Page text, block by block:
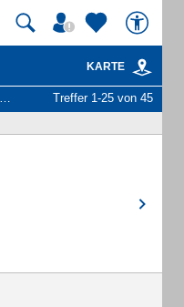
KARTE
Treffer 1-25 von 45